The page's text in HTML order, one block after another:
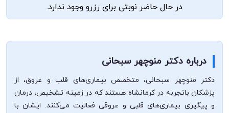
در حال حاضر نوبتی برای رزرو وجود ندارد.
درباره دکتر منوچهر سبحانی
دکتر منوچهر سبحانی، متخصص بیماری‌های قلب و عروق، از
پزشکان با‌تجربه در کرمانشاه هستند که در زمینه تشخیص، درمان
و پیگیری بیماری‌های قلبی و عروقی فعالیت می‌کنند. ایشان با